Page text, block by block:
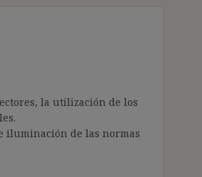
la utilización de los
iluminación de las normas